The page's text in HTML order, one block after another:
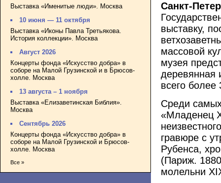
Выставка «Именитые люди». Москва
10 июня — 11 октября
Выставка «Иконы Павла Третьякова.
История коллекции». Москва
Август 2026
Концерты фонда «Искусство добра» в
соборе на Малой Грузинской и в Брюсов-
холле. Москва
13 августа – 1 ноября
Выставка «Елизаветинская Библия».
Москва
Сентябрь 2026
Концерты фонда «Искусство добра» в
соборе на Малой Грузинской и Брюсов-
холле. Москва
Все »
Санкт-
выставку,
массовой
музея
деревянная
всего
Среди
«Младенец
гравюре с
Рубенса,
(Париж.
молельни